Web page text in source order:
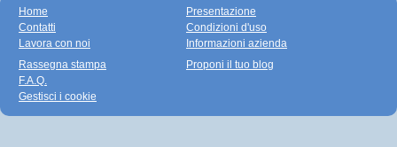
Home
Contatti
Lavora con noi
Presentazione
Condizioni d'uso
Informazioni azienda
Rassegna stampa
F.A.Q.
Gestisci i cookie
Proponi il tuo blog